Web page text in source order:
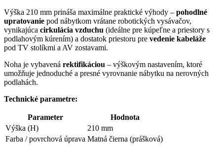
Výška 210 mm prináša maximálne praktické výhody – pohodlné
upratovanie pod nábytkom vrátane robotických vysávačov,
vynikajúca cirkulácia vzduchu (ideálne pre kúpeľne a priestory s
podlahovým kúrením) a dostatok priestoru pre vedenie kabeláže
pod TV stolíkmi a AV zostavami.
Noha je vybavená rektifikáciou – výškovým nastavením, ktoré
umožňuje jednoduché a presné vyrovnanie nábytku na nerovných
podlahách.
Technické parametre:
Parameter
Hodnota
Výška (H)
210 mm
Farba / povrchová úprava Matná čierna (prášková)